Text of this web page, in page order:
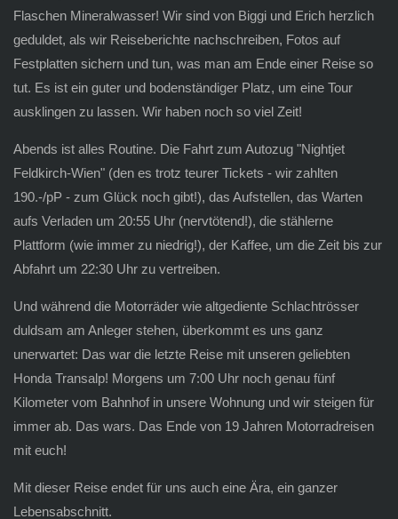
Flaschen Mineralwasser! Wir sind von Biggi und Erich herzlich
geduldet, als wir Reiseberichte nachschreiben, Fotos auf
Festplatten sichern und tun, was man am Ende einer Reise so
tut. Es ist ein guter und bodenständiger Platz, um eine Tour
ausklingen zu lassen. Wir haben noch so viel Zeit!
Abends ist alles Routine. Die Fahrt zum Autozug "Nightjet
Feldkirch-Wien" (den es trotz teurer Tickets - wir zahlten
190.-/pP - zum Glück noch gibt!), das Aufstellen, das Warten
aufs Verladen um 20:55 Uhr (nervtötend!), die stählerne
Plattform (wie immer zu niedrig!), der Kaffee, um die Zeit bis zur
Abfahrt um 22:30 Uhr zu vertreiben.
Und während die Motorräder wie altgediente Schlachtrösser
duldsam am Anleger stehen, überkommt es uns ganz
unerwartet: Das war die letzte Reise mit unseren geliebten
Honda Transalp! Morgens um 7:00 Uhr noch genau fünf
Kilometer vom Bahnhof in unsere Wohnung und wir steigen für
immer ab. Das wars. Das Ende von 19 Jahren Motorradreisen
mit euch!
Mit dieser Reise endet für uns auch eine Ära, ein ganzer
Lebensabschnitt.